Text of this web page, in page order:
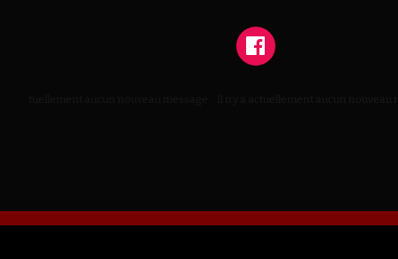
Il n’y a actuellement aucun nouveau